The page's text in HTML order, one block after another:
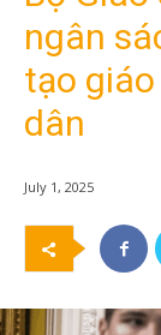
ngân
tạo
dân
July 1, 2025